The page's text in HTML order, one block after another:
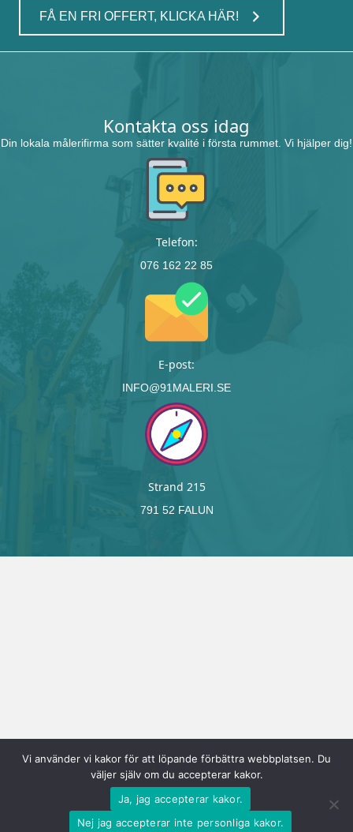
FÅ EN FRI OFFERT, KLICKA HÄR!
Kontakta oss idag
Din lokala målerifirma som sätter kvalité i första rummet. Vi hjälper dig!
Telefon:
076 162 22 85
E-post:
INFO@91MALERI.SE
Strand 215
791 52 FALUN
Vi använder vi kakor för att löpande förbättra webbplatsen. Du
väljer själv om du accepterar kakor.
Ja, jag accepterar kakor.
Nej jag accepterar inte personliga kakor.